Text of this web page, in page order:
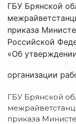
ГБУ Брянской
приказа
Российской
«Об
организации
ГБУ Брянской
приказа